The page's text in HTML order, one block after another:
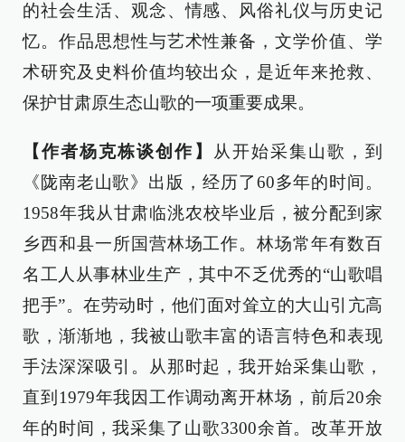
的社会生活、观念、情感、风俗礼仪与历史记
忆。作品思想性与艺术性兼备，文学价值、学
术研究及史料价值均较出众，是近年来抢救、
保护甘肃原生态山歌的一项重要成果。
【作者杨克栋谈创作】
从开始采集山歌，到
《陇南老山歌》出版，经历了60多年的时间。
1958年我从甘肃临洮农校毕业后，被分配到家
乡西和县一所国营林场工作。林场常年有数百
名工人从事林业生产，其中不乏优秀的“山歌唱
把手”。在劳动时，他们面对耸立的大山引亢高
歌，渐渐地，我被山歌丰富的语言特色和表现
手法深深吸引。从那时起，我开始采集山歌，
直到1979年我因工作调动离开林场，前后20余
年的时间，我采集了山歌3300余首。改革开放